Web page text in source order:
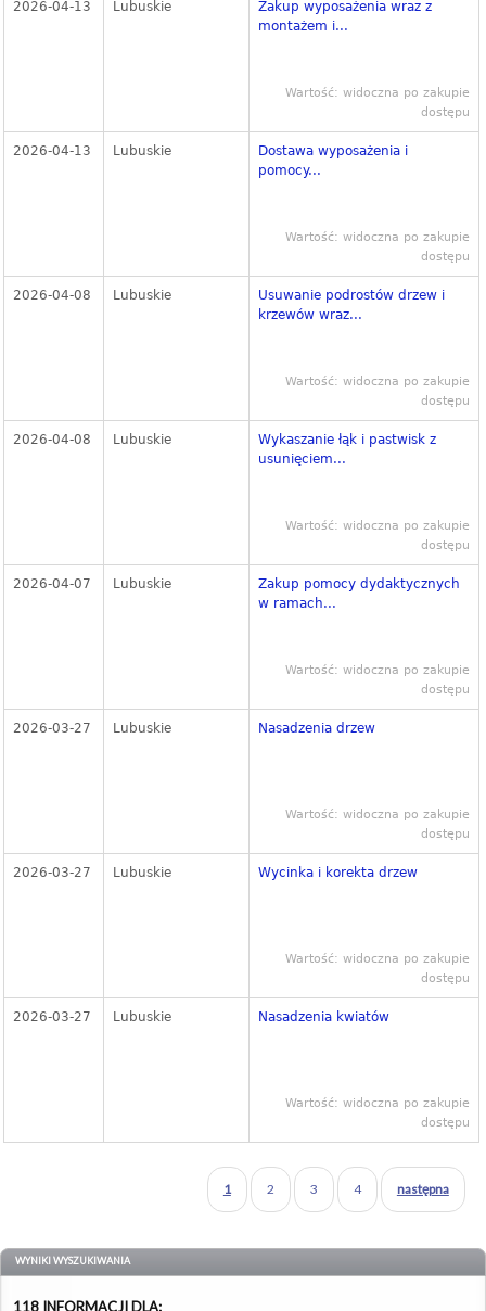
2026-04-13 Lubuskie
Zakup wyposażenia wraz z
montażem i...
Wartość: widoczna po zakupie
dostępu
2026-04-13 Lubuskie
Dostawa wyposażenia i
pomocy...
Wartość: widoczna po zakupie
dostępu
2026-04-08 Lubuskie
Usuwanie podrostów drzew i
krzewów wraz...
Wartość: widoczna po zakupie
dostępu
2026-04-08 Lubuskie
Wykaszanie łąk i pastwisk z
usunięciem...
Wartość: widoczna po zakupie
dostępu
2026-04-07 Lubuskie
Zakup pomocy dydaktycznych
w ramach...
Wartość: widoczna po zakupie
dostępu
2026-03-27 Lubuskie Nasadzenia drzew
Wartość: widoczna po zakupie
dostępu
2026-03-27 Lubuskie Wycinka i korekta drzew
Wartość: widoczna po zakupie
dostępu
2026-03-27 Lubuskie Nasadzenia kwiatów
Wartość: widoczna po zakupie
dostępu
1 2 3 4 następna
WYNIKI WYSZUKIWANIA
118 INFORMACJI DLA: